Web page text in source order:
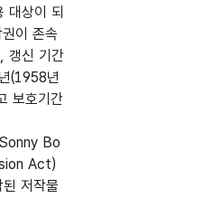
대상이 되
이 존속
갱신 기간
(1958년
보호기간
Bo
Act)
저작물